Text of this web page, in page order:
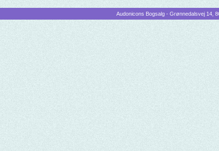
Audonicons Bogsalg - Grønnedalsvej 14,